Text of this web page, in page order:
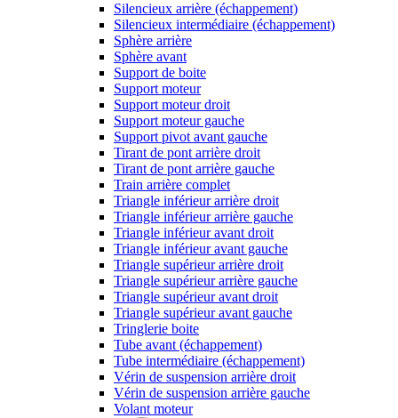
Silencieux arrière (échappement)
Silencieux intermédiaire (échappement)
Sphère arrière
Sphère avant
Support de boite
Support moteur
Support moteur droit
Support moteur gauche
Support pivot avant gauche
Tirant de pont arrière droit
Tirant de pont arrière gauche
Train arrière complet
Triangle inférieur arrière droit
Triangle inférieur arrière gauche
Triangle inférieur avant droit
Triangle inférieur avant gauche
Triangle supérieur arrière droit
Triangle supérieur arrière gauche
Triangle supérieur avant droit
Triangle supérieur avant gauche
Tringlerie boite
Tube avant (échappement)
Tube intermédiaire (échappement)
Vérin de suspension arrière droit
Vérin de suspension arrière gauche
Volant moteur